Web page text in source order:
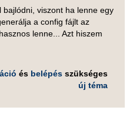
viszont ha lenne egy
a config fájlt az
lenne... Azt hiszem
és belépés szükséges
új téma